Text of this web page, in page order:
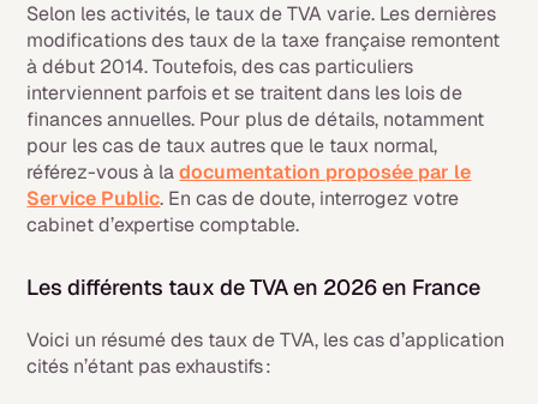
Selon les activités, le taux de TVA varie. Les dernières
modifications des taux de la taxe française remontent
à début 2014. Toutefois, des cas particuliers
interviennent parfois et se traitent dans les lois de
finances annuelles. Pour plus de détails, notamment
pour les cas de taux autres que le taux normal,
référez-vous à ladocumentation proposée par le
Service Public. En cas de doute, interrogez votre
cabinet d’expertise comptable.
Les différents taux de TVA en 2026 en France
Voici un résumé des taux de TVA, les cas d’application
cités n’étant pas exhaustifs :